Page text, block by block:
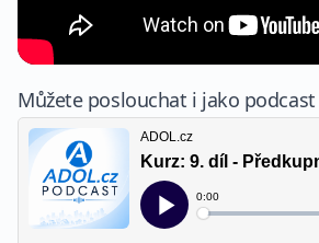
Můžete poslouchat i jako podcast